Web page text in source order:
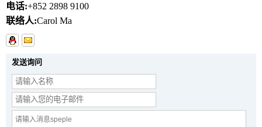
电话:+852 2898 9100
联络人:Carol Ma
发送询问